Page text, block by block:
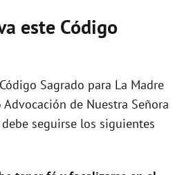
este Código
Sagrado para La Madre
de Nuestra Señora
seguirse los siguientes